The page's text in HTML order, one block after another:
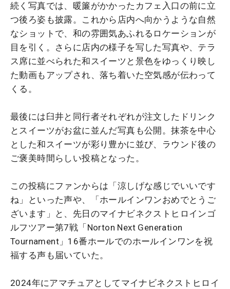
続く写真では、暖簾がかかったカフェ入口の前に立
つ後ろ姿も披露。これから店内へ向かうような自然
なショットで、和の雰囲気あふれるロケーションが
目を引く。さらに店内の様子を写した写真や、テラ
ス席に並べられた和スイーツと景色をゆっくり映し
た動画もアップされ、落ち着いた空気感が伝わって
くる。
最後には臼井と同行者それぞれが注文したドリンク
とスイーツがお盆に並んだ写真も公開。抹茶を中心
とした和スイーツが彩り豊かに並び、ラウンド後の
ご褒美時間らしい投稿となった。
この投稿にファンからは「涼しげな感じでいいです
ね」といった声や、「ホールインワンおめでとうご
ざいます」と、先日のマイナビネクストヒロインゴ
ルフツアー第7戦「Norton Next Generation
Tournament」16番ホールでのホールインワンを祝
福する声も届いていた。
2024年にアマチュアとしてマイナビネクストヒロイ